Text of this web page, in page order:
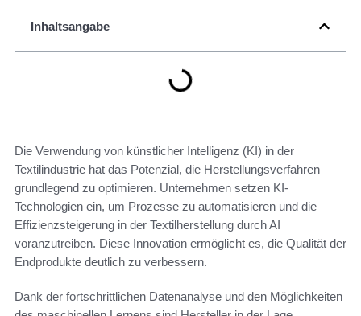
Inhaltsangabe
Die Verwendung von künstlicher Intelligenz (KI) in der
Textilindustrie hat das Potenzial, die Herstellungsverfahren
grundlegend zu optimieren. Unternehmen setzen KI-
Technologien ein, um Prozesse zu automatisieren und die
Effizienzsteigerung in der Textilherstellung durch AI
voranzutreiben. Diese Innovation ermöglicht es, die Qualität der
Endprodukte deutlich zu verbessern.
Dank der fortschrittlichen Datenanalyse und den Möglichkeiten